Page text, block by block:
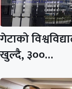
गेटाको
खुल्दै, ३००…